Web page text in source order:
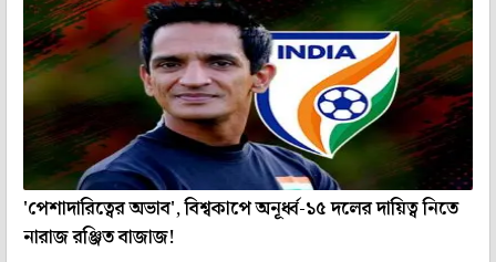
'পেশাদারিত্বের অভাব', বিশ্বকাপে অনূর্ধ্ব-১৫ দলের দায়িত্ব নিতে
নারাজ রঞ্জিত বাজাজ!